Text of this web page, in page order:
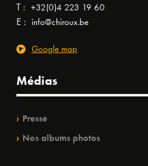
T : +32(0)4 223 19 60
E : info@chiroux.be
Google map
Médias
Presse
Nos albums photos